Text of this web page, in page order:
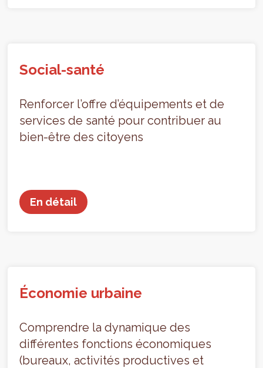
Social-santé
Renforcer l’offre d’équipements et de
services de santé pour contribuer au
bien-être des citoyens
En détail
Économie urbaine
Comprendre la dynamique des
différentes fonctions économiques
(bureaux, activités productives et